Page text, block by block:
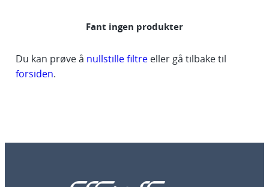
Fant ingen produkter
Du kan prøve å nullstille filtre eller gå tilbake til
forsiden.